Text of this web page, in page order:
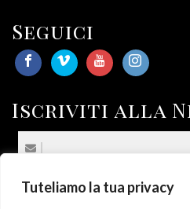
Tuteliamo la tua privacy
Seguici
Iscriviti alla
(*) Sottoscrivo la Privacy